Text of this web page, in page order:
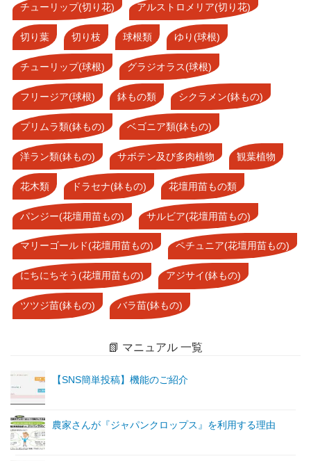
チューリップ(切り花) アルストロメリア(切り花)
切り葉 切り枝 球根類 ゆり(球根)
チューリップ(球根) グラジオラス(球根)
フリージア(球根) 鉢もの類 シクラメン(鉢もの)
プリムラ類(鉢もの) ベゴニア類(鉢もの)
洋ラン類(鉢もの) サボテン及び多肉植物 観葉植物
花木類 ドラセナ(鉢もの) 花壇用苗もの類
パンジー(花壇用苗もの) サルビア(花壇用苗もの)
マリーゴールド(花壇用苗もの) ペチュニア(花壇用苗もの)
にちにちそう(花壇用苗もの) アジサイ(鉢もの)
ツツジ苗(鉢もの) バラ苗(鉢もの)
📗 マニュアル 一覧
【SNS簡単投稿】機能のご紹介
農家さんが『ジャパンクロップス』を利用する理由